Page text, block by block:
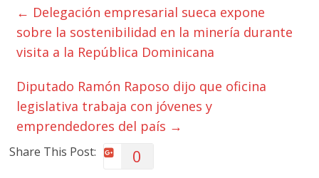
← Delegación empresarial sueca expone
sobre la sostenibilidad en la minería durante
visita a la República Dominicana
Diputado Ramón Raposo dijo que oficina
legislativa trabaja con jóvenes y
emprendedores del país →
Share This Post: 0